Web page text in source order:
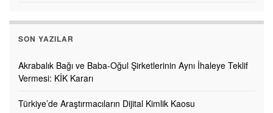
SON YAZILAR
Akrabalık Bağı ve Baba-Oğul Şirketlerinin Aynı İhaleye Teklif
Vermesi: KİK Kararı
Türkiye’de Araştırmacıların Dijital Kimlik Kaosu